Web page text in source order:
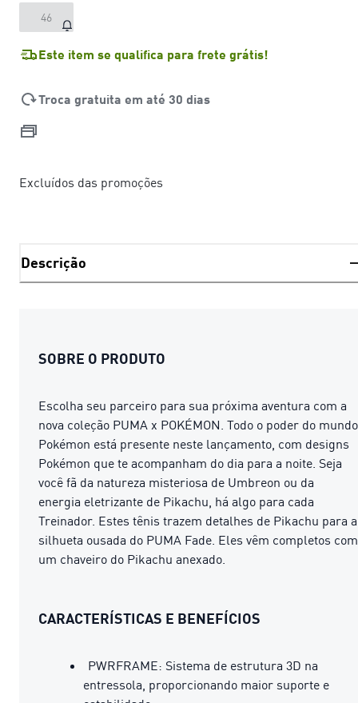
46
Este item se qualifica para frete grátis!
Troca gratuita em até 30 dias
Excluídos das promoções
Descrição
SOBRE O PRODUTO
Escolha seu parceiro para sua próxima aventura com a
nova coleção PUMA x POKÉMON. Todo o poder do mundo
Pokémon está presente neste lançamento, com designs
Pokémon que te acompanham do dia para a noite. Seja
você fã da natureza misteriosa de Umbreon ou da
energia eletrizante de Pikachu, há algo para cada
Treinador. Estes tênis trazem detalhes de Pikachu para a
silhueta ousada do PUMA Fade. Eles vêm completos com
um chaveiro do Pikachu anexado.
CARACTERÍSTICAS E BENEFÍCIOS
PWRFRAME: Sistema de estrutura 3D na
entressola, proporcionando maior suporte e